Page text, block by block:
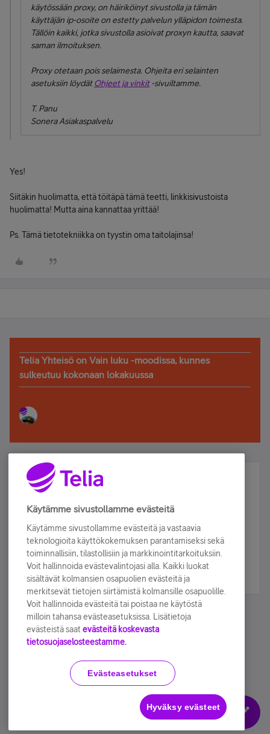
käytössään proxy, on häiriköinyt sivustolla ja tämän
käyttäjän ip-osoite on estetty palvelun ylläpidon toimesta.
Tällöin kaikki, jotka sivustolla asioivat proxyn kautta, saavat
saman ilmoituksen.
Proxy otetaan pois selaimesta. Ohjeita eri selainten
asetuksiin löydätOhjeet ja vinkit-sivuiltamme.
T. Panu
Sonera Asiakaspalvelu
Yes!
Siitäkin huolimatta, että töitäpä tämä teetti, linkkisivustoista
huolimatta! Mutta aina kannattaa yrittää!
Ps. Tämä tietotekniikka on tyystin oma taitolajinsa!
Telia Yhteisö on Vain luku -moodissa, kunnes
sulkeutuu kokonaan lokakuussa
Älä jää paitsi – osallistu ja voita!
Tilaa Telian uutiskirje ja olet mukana arvonnassa.
sähköpostiisi.
Tilaa nyt
Käyttöehdot Accessibility statement
Evästeasetukset
Käytämme sivustollamme evästeitä
Käytämme sivustollamme evästeitä ja vastaavia
teknologioita käyttökokemuksen parantamiseksi sekä
toiminnallisiin, tilastollisiin ja markkinointitarkoituksiin.
Voit hallinnoida evästevalintojasi alla. Kaikki luokat
sisältävät kolmansien osapuolien evästeitä ja
merkitsevät tietojen siirtämistä kolmansille osapuolille.
Voit hallinnoida evästeitä tai poistaa ne käytöstä
milloin tahansa evästeasetuksissa. Lisätietoja
evästeistä saat evästeitä koskevasta
tietosuojaselosteestamme.
Evästeasetukset
Hyväksy evästeet